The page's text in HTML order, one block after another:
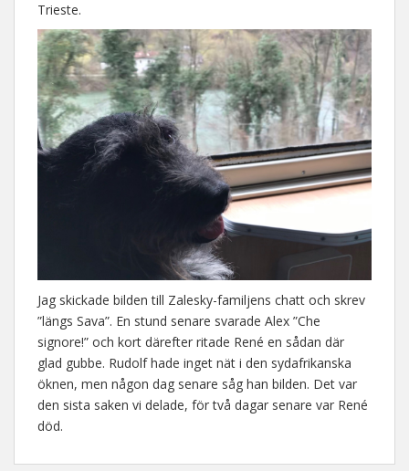
Trieste.
Jag skickade bilden till Zalesky-familjens chatt och skrev
”längs Sava”. En stund senare svarade Alex ”Che
signore!” och kort därefter ritade René en sådan där
glad gubbe. Rudolf hade inget nät i den sydafrikanska
öknen, men någon dag senare såg han bilden. Det var
den sista saken vi delade, för två dagar senare var René
död.